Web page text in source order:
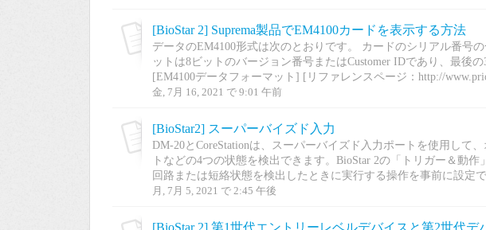
[BioStar 2] Suprema製品でEM4100カードを表示する方法
データのEM4100形式は次のとおりです。 カードのシリアル番号
ットは8ビットのバージョン番号またはCustomer IDであり、最後
[EM4100データフォーマット] [リファレンスページ：http://
金, 7月 16, 2021 で 9:01 午前
[BioStar2] スーパーバイズド入力
DM-20とCoreStationは、スーパーバイズド入力ポートを使用して
トなどの4つの状態を検出できます。BioStar 2の「トリガー＆動
回路または短絡状態を検出したときに実行する操作を事前に設定
月, 7月 5, 2021 で 2:45 午後